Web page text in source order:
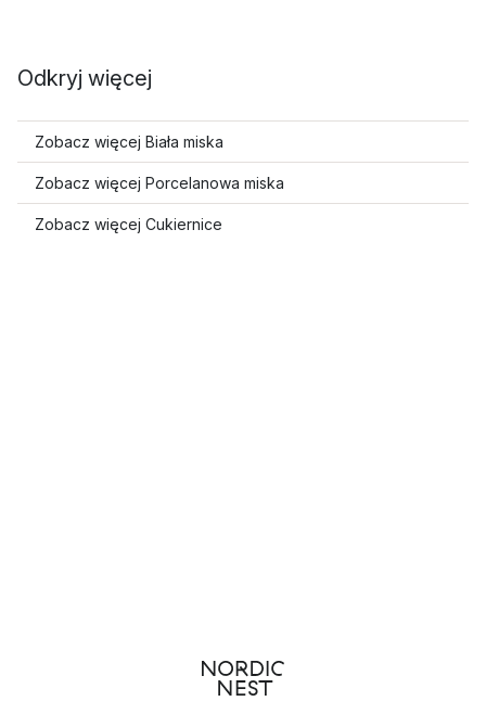
Odkryj więcej
Zobacz więcej Biała miska
Zobacz więcej Porcelanowa miska
Zobacz więcej Cukiernice